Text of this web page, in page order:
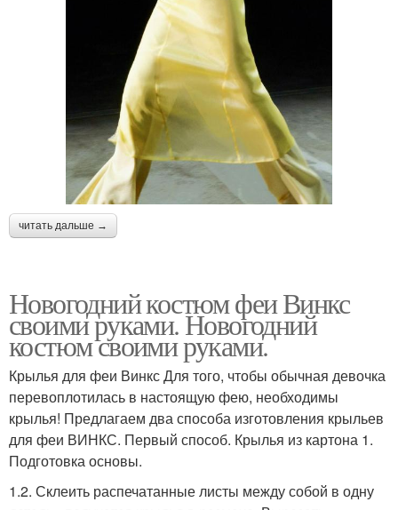
читать дальше →
Новогодний костюм феи Винкс
своими руками. Новогодний
костюм своими руками.
Крылья для феи Винкс Для того, чтобы обычная девочка
перевоплотилась в настоящую фею, необходимы
крылья! Предлагаем два способа изготовления крыльев
для феи ВИНКС. Первый способ. Крылья из картона 1.
Подготовка основы.
1.2. Склеить распечатанные листы между собой в одну